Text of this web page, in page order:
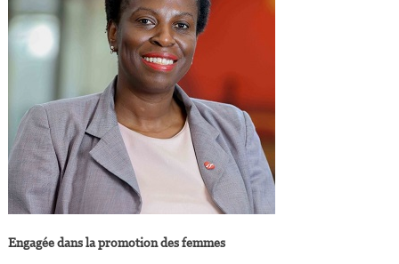
Engagée dans la promotion des femmes